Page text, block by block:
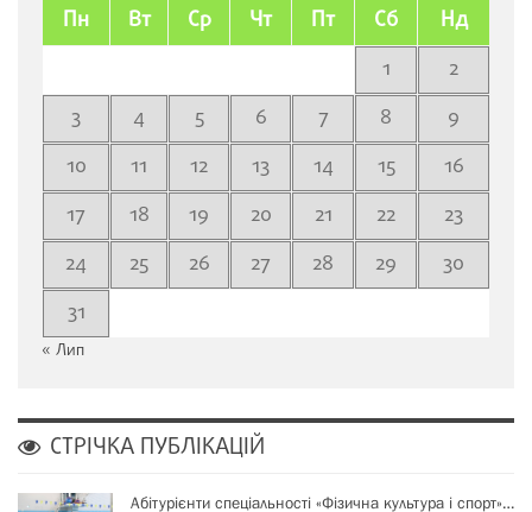
Пн Вт Ср Чт Пт Сб Нд
1
2
3
4 5 6 7 8
9
10
11 12 13 14 15
16
17
18 19 20 21 22
23
24
25 26 27 28 29
30
31
« Лип
СТРІЧКА ПУБЛІКАЦІЙ
Абітурієнти спеціальності «Фізична культура і спорт»…